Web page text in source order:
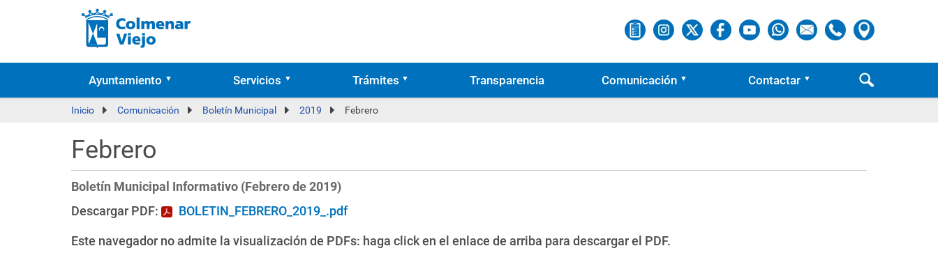
Ayuntamiento Servicios Trámites Transparencia Comunicación Contactar
Inicio Comunicación Boletín Municipal 2019 Febrero
Febrero
Boletín Municipal Informativo (Febrero de 2019)
Descargar PDF:
BOLETIN_FEBRERO_2019_.pdf
Este navegador no admite la visualización de PDFs: haga click en el enlace de arriba para descargar el PDF.